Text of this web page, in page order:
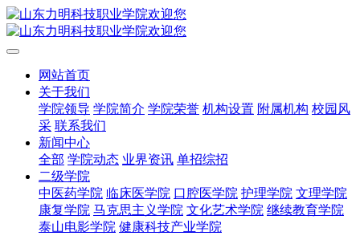
网站首页
关于我们
学院领导 学院简介 学院荣誉 机构设置 附属机构 校园风
采 联系我们
新闻中心
全部 学院动态 业界资讯 单招综招
二级学院
中医药学院 临床医学院 口腔医学院 护理学院 文理学院
康复学院 马克思主义学院 文化艺术学院 继续教育学院
泰山电影学院 健康科技产业学院